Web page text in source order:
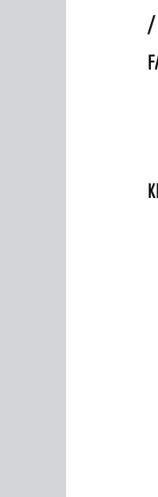
/
Amtliche
Infos